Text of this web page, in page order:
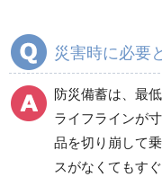
その他
災害時に必要
防災備蓄は、最
ライフラインが
品を切り崩して
スがなくてもす